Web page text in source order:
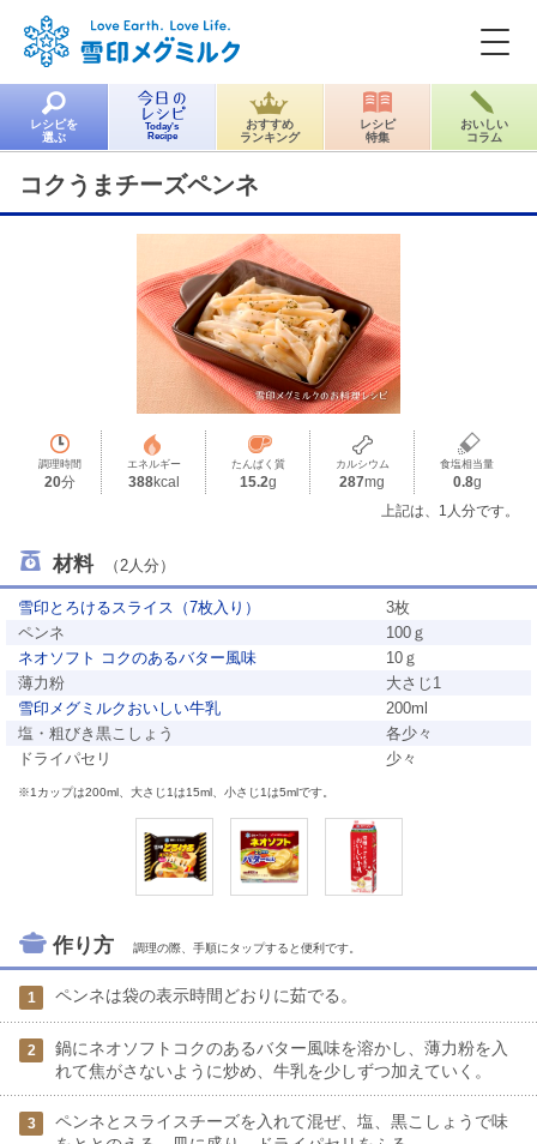
レシピを
選ぶ
Today's
Recipe
おすすめ
ランキング
レシピ
特集
おいしい
コラム
コクうまチーズペンネ
調理時間
20分
エネルギー
388kcal
たんぱく質
15.2g
カルシウム
287mg
食塩相当量
0.8g
上記は、1人分です。
材料 （2人分）
雪印とろけるスライス（7枚入り）
3枚
ペンネ
100ｇ
ネオソフト コクのあるバター風味
10ｇ
薄力粉
大さじ1
雪印メグミルクおいしい牛乳
200ml
塩・粗びき黒こしょう
各少々
ドライパセリ
少々
※1カップは200ml、大さじ1は15ml、小さじ1は5mlです。
作り方 調理の際、手順にタップすると便利です。
1 ペンネは袋の表示時間どおりに茹でる。
2
鍋にネオソフトコクのあるバター風味を溶かし、薄力粉を入
れて焦がさないように炒め、牛乳を少しずつ加えていく。
3
ペンネとスライスチーズを入れて混ぜ、塩、黒こしょうで味